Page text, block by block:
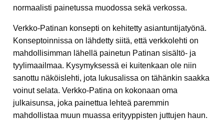
normaalisti painetussa muodossa sekä verkossa.
Verkko-Patinan konsepti on kehitetty asiantuntijatyönä.
Konseptoinnissa on lähdetty siitä, että verkkolehti on
mahdollisimman lähellä painetun Patinan sisältö- ja
tyylimaailmaa. Kysymyksessä ei kuitenkaan ole niin
sanottu näköislehti, jota lukusalissa on tähänkin saakka
voinut selata. Verkko-Patina on kokonaan oma
julkaisunsa, joka painettua lehteä paremmin
mahdollistaa muun muassa erityyppisten juttujen haun.